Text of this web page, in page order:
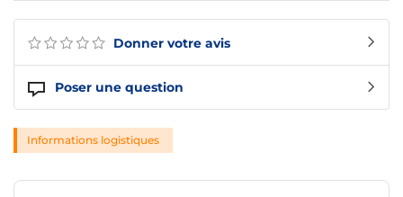
Donner votre avis
Poser une question
Informations logistiques